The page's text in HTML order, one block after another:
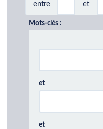
entre et
Mots-clés :
et
et